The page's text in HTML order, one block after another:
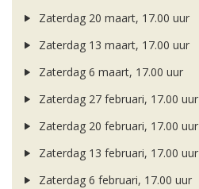
Zaterdag 20 maart, 17.00 uur
Zaterdag 13 maart, 17.00 uur
Zaterdag 6 maart, 17.00 uur
Zaterdag 27 februari, 17.00 uur
Zaterdag 20 februari, 17.00 uur
Zaterdag 13 februari, 17.00 uur
Zaterdag 6 februari, 17.00 uur